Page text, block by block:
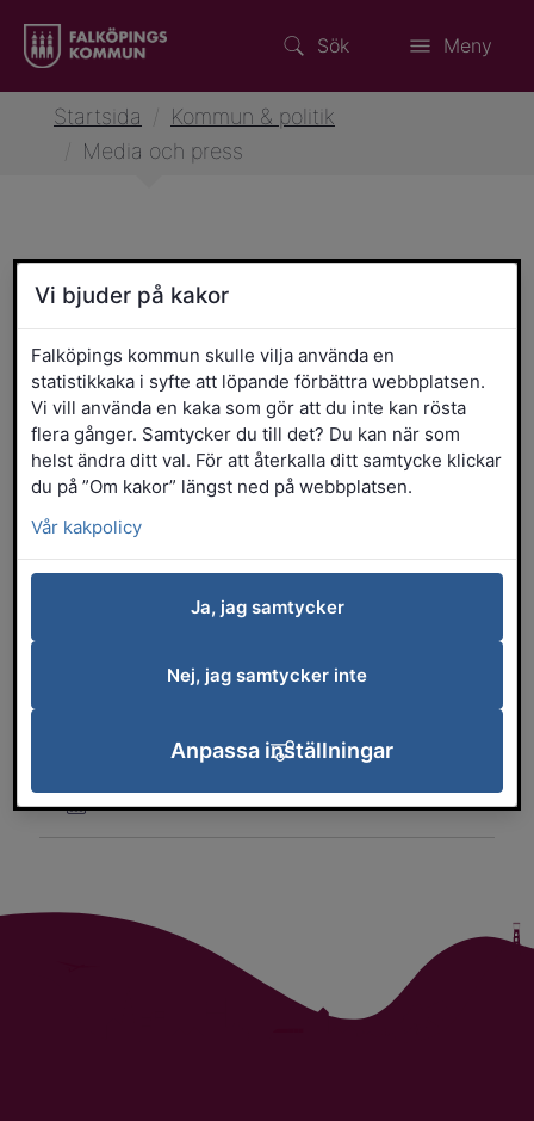
Sök Meny
Startsida
Kommun & politik
Media och press
Media och press
Designsystem
Kommunen i sociala medier
Kontaktuppgifter till våra
chefer
Presskontakt
Vi bjuder på kakor
Falköpings kommun skulle vilja använda en
statistikkaka i syfte att löpande förbättra webbplatsen.
Vi vill använda en kaka som gör att du inte kan rösta
flera gånger. Samtycker du till det? Du kan när som
helst ändra ditt val. För att återkalla ditt samtycke klickar
du på ”Om kakor” längst ned på webbplatsen.
Vår kakpolicy
Ja, jag samtycker
Nej, jag samtycker inte
Anpassa inställningar